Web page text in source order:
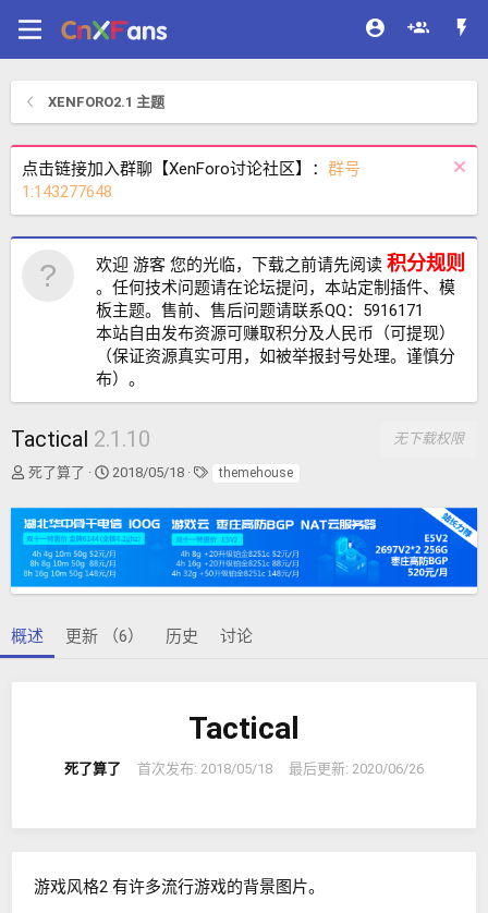
XENFORO2.1 主题
点击链接加入群聊【XenForo讨论社区】： 群号
1:143277648
欢迎 游客 您的光临，下载之前请先阅读 积分规则
。任何技术问题请在论坛提问，本站定制插件、模
板主题。售前、售后问题请联系QQ：5916171
本站自由发布资源可赚取积分及人民币（可提现）
（保证资源真实可用，如被举报封号处理。谨慎分
布）。
Tactical 2.1.10
无下载权限
作
死了算了
创
日
期
2018/05/18
标themehouse
概述 更新 （6） 历史 讨论
Tactical
死了算了 首次发布: 2018/05/18 最后更新: 2020/06/26
游戏风格2 有许多流行游戏的背景图片。